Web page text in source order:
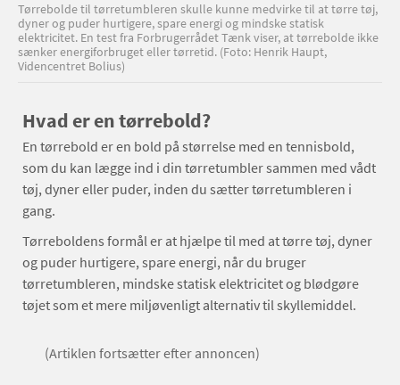
Tørrebolde til tørretumbleren skulle kunne medvirke til at tørre tøj,
dyner og puder hurtigere, spare energi og mindske statisk
elektricitet. En test fra Forbrugerrådet Tænk viser, at tørrebolde ikke
sænker energiforbruget eller tørretid. (Foto: Henrik Haupt,
Videncentret Bolius)
Hvad er en tørrebold?
En tørrebold er en bold på størrelse med en tennisbold,
som du kan lægge ind i din tørretumbler sammen med vådt
tøj, dyner eller puder, inden du sætter tørretumbleren i
gang.
Tørreboldens formål er at hjælpe til med at tørre tøj, dyner
og puder hurtigere, spare energi, når du bruger
tørretumbleren, mindske statisk elektricitet og blødgøre
tøjet som et mere miljøvenligt alternativ til skyllemiddel.
(Artiklen fortsætter efter annoncen)